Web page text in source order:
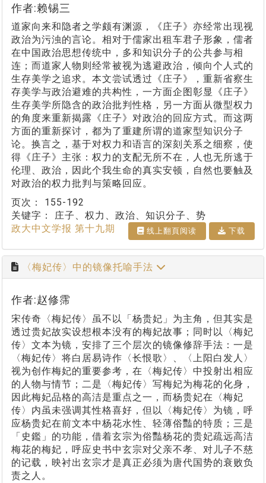
作者:赖锡三
道家向来和隐者之学颇有渊源，《庄子》亦经常出现视
政治为污浊的言论。相对于儒家出租车君子形象，儒者
在中国政治思想传统中，多和知识分子的公共参与相
连；而道家人物则经常被视为逃避政治，倾向个人式的
生存美学之追求。本文尝试透过《庄子》，重新省察生
存美学与政治避难的共构性，一方面企图彰显《庄子》
生存美学所隐含的政治批判性格，另一方面从微型权力
的角度来重新揭露《庄子》对政治的回应方式。而这两
方面的重新探讨，都为了重建所谓的道家型知识分子
论。换言之，基于对权力和语言的深刻关系之细察，使
得《庄子》主张：权力的支配无所不在，人也无所逃于
伦理、政治，因此个我生命的真实安顿，自然也要触及
对政治的权力批判与策略回应。
页次： 155-192
关键字： 庄子、权力、政治、知识分子、势
政大中文学报 第十九期
线上翻⾴阅读 下载
〈梅妃传〉中的镜像托喻手法
作者:赵修霈
宋传奇〈梅妃传〉虽不以「杨贵妃」为主角，但其实是
透过贵妃故实设想根本没有的梅妃故事；同时以〈梅妃
传〉文本为镜，安排了三个层次的镜像修辞手法：一是
〈梅妃传〉将白居易诗作〈长恨歌〉、〈上阳白发人〉
视为创作梅妃的重要参考，在〈梅妃传〉中投射出相应
的人物与情节；二是〈梅妃传〉写梅妃为梅花的化身，
因此梅妃品格的高洁是重点之一，而杨贵妃在〈梅妃
传〉内虽未强调其性格喜好，但以〈梅妃传〉为镜，呼
应杨贵妃在前文本中杨花水性、轻薄俗豔的特质；三是
「史鑑」的功能，借着玄宗为俗豔杨花的贵妃疏远高洁
梅花的梅妃，呼应史书中玄宗对父亲不孝、对儿子不慈
的记载，映衬出玄宗才是真正必须为唐代国势的衰败负
责之人。